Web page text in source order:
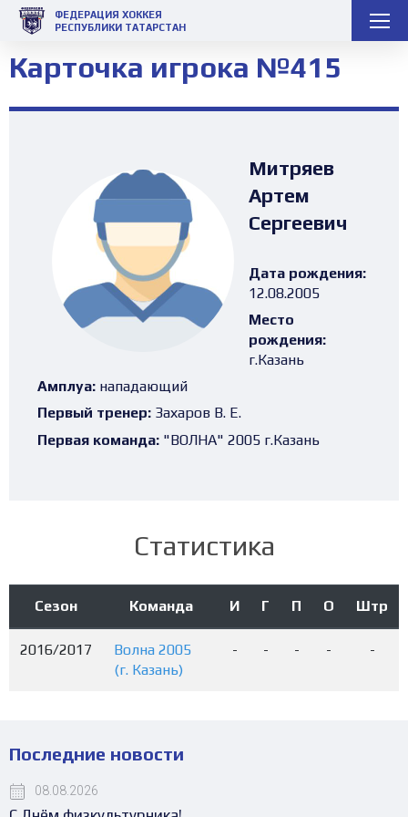
ФЕДЕРАЦИЯ ХОККЕЯ
РЕСПУБЛИКИ ТАТАРСТАН
Карточка игрока №415
Митряев
Артем
Сергеевич
Дата рождения:
12.08.2005
Место
рождения:
г.Казань
Амплуа: нападающий
Первый тренер: Захаров В. Е.
Первая команда: "ВОЛНА" 2005 г.Казань
Статистика
Сезон Команда И Г П О Штр
2016/2017
Волна 2005
(г. Казань)
- - - - -
Последние новости
08.08.2026